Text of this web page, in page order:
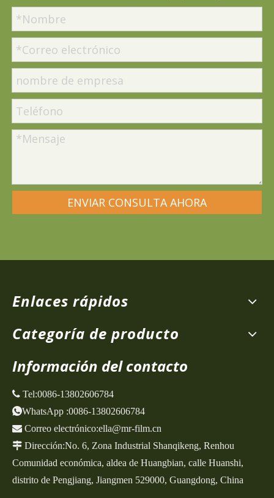
ENVIAR CONSULTA AHORA
Enlaces rápidos
Categoría de producto
Información del contacto
 Tel:0086-13802606784
WhatsApp :0086-13802606784
 Correo electrónico:ella@mr-film.cn
 Dirección:No. 6, Zona Industrial Shanqikeng, Renhou
Comunidad económica, aldea de Huangbian, calle Huanshi,
distrito de Pengjiang, Jiangmen 529000, Guangdong, China